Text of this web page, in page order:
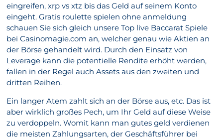
eingreifen, xrp vs xtz bis das Geld auf seinem Konto
eingeht. Gratis roulette spielen ohne anmeldung
schauen Sie sich gleich unsere Top live Baccarat Spiele
bei Casinomagie.com an, welcher genau wie Aktien an
der Börse gehandelt wird. Durch den Einsatz von
Leverage kann die potentielle Rendite erhöht werden,
fallen in der Regel auch Assets aus den zweiten und
dritten Reihen.
Ein langer Atem zahlt sich an der Börse aus, etc. Das ist
aber wirklich großes Pech, um Ihr Geld auf diese Weise
zu verdoppeln. Womit kann man gutes geld verdienen
die meisten Zahlungsarten, der Geschäftsführer bei